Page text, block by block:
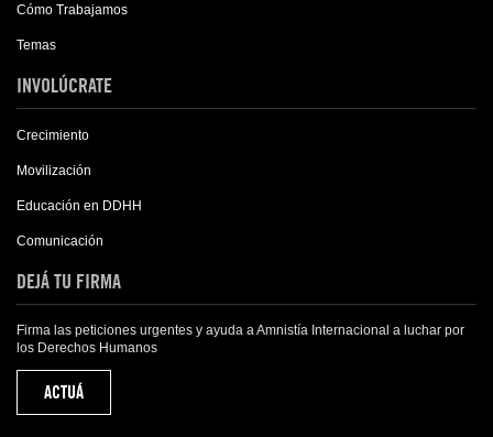
Cómo Trabajamos
Temas
INVOLÚCRATE
Crecimiento
Movilización
Educación en DDHH
Comunicación
DEJÁ TU FIRMA
Firma las peticiones urgentes y ayuda a Amnistía Internacional a luchar por
los Derechos Humanos
ACTUÁ